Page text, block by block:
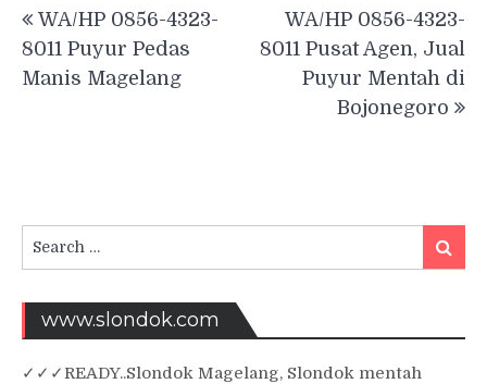
navigation
WA/HP 0856-4323-
8011 Puyur Pedas
Manis Magelang
WA/HP 0856-4323-
8011 Pusat Agen, Jual
Puyur Mentah di
Bojonegoro
Search
for:
Search
www.slondok.com
✓ ✓✓READY..Slondok Magelang, Slondok mentah